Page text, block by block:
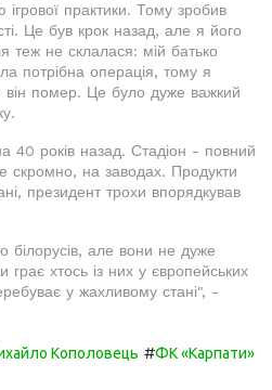
практики. Тому зробив
Це був крок назад, але я його
теж не склалася: мій батько
потрібна операція, тому я
він помер. Це було дуже важкий
40 років назад. Стадіон - повний
скромно, на заводах. Продукти
президент трохи впорядкував
білорусів, але вони не дуже
грає хтось із них у європейських
у жахливому стані", -
Кополовець #ФК «Карпати»